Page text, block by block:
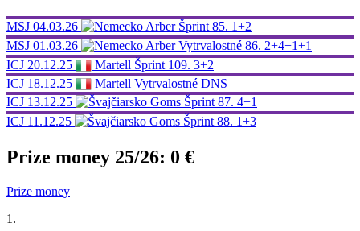
MSJ 04.03.26 Arber Šprint 85. 1+2
MSJ 01.03.26 Arber Vytrvalostné 86. 2+4+1+1
ICJ 20.12.25 Martell Šprint 109. 3+2
ICJ 18.12.25 Martell Vytrvalostné DNS
ICJ 13.12.25 Goms Šprint 87. 4+1
ICJ 11.12.25 Goms Šprint 88. 1+3
Prize money 25/26: 0 €
Prize money
1.